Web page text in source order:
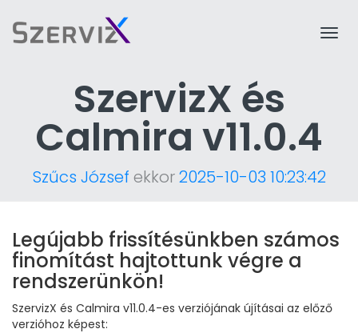
SzervizX és
Calmira v11.0.4
Szűcs József ekkor2025-10-03 10:23:42
Legújabb frissítésünkben számos
finomítást hajtottunk végre a
rendszerünkön!
SzervizX és Calmira v11.0.4-es verziójának újításai az előző
verzióhoz képest: